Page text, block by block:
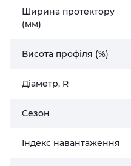
Ширина протектору
(мм)
Висота профіля (%)
Діаметр, R
Сезон
Індекс навантаження